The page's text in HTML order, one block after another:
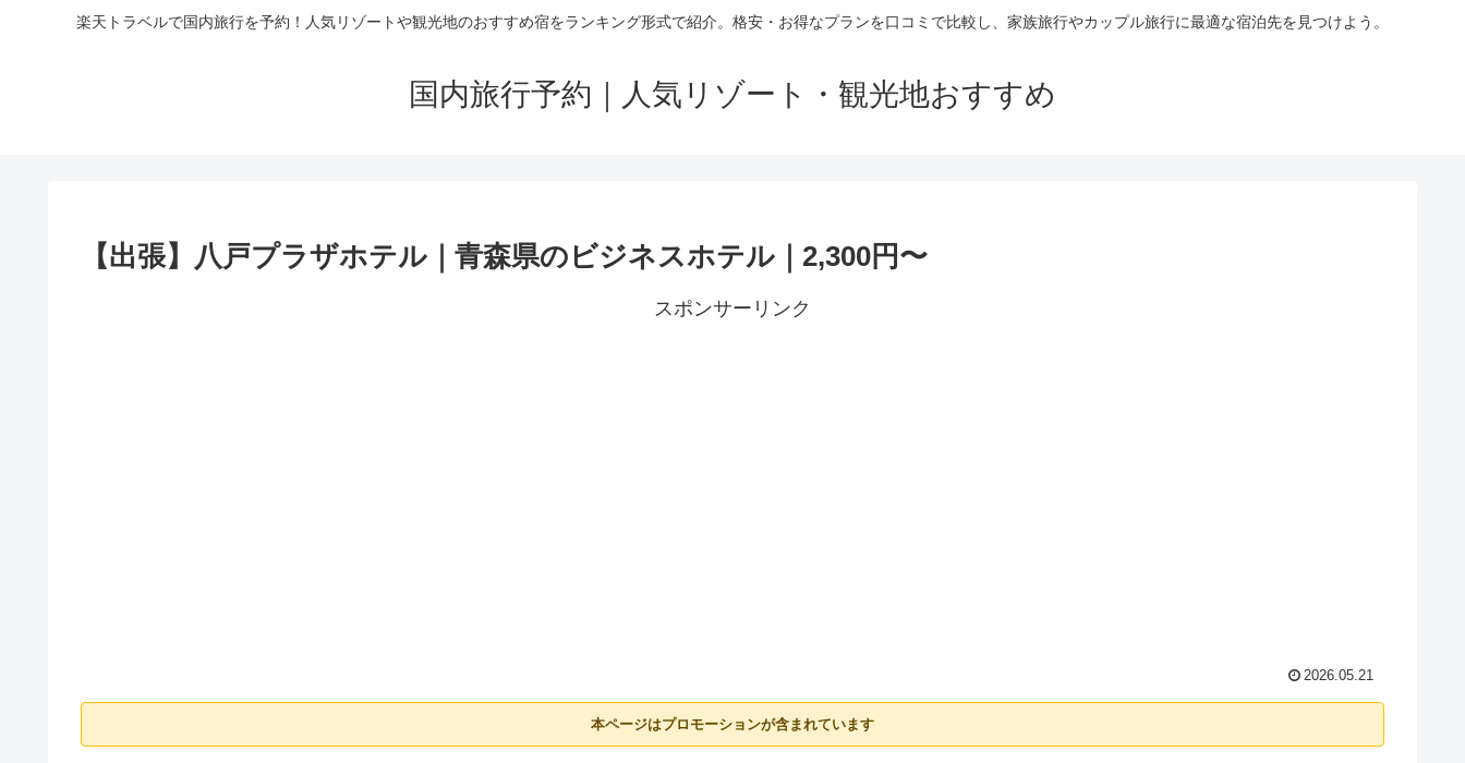
楽天トラベルで国内旅行を予約！人気リゾートや観光地のおすすめ宿をランキング形式で紹介。格安・お得なプランを口コミで比較し、家族旅行やカップル旅行に最適な宿泊先を見つけよう。
国内旅行予約｜人気リゾート・観光地おすすめ
【出張】八戸プラザホテル｜青森県のビジネスホテル｜2,300円〜
スポンサーリンク
2026.05.21
本ページはプロモーションが含まれています